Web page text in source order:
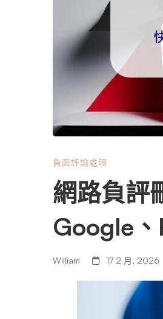
評
刪
除
服
務
推
薦：
負面評論處理
網路負評
Google
William 17 2 月, 2026